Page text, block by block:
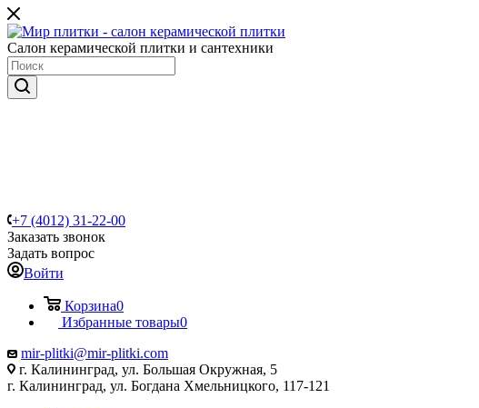
Салон керамической плитки и сантехники
+7 (4012) 31-22-00
Заказать звонок
Задать вопрос
Войти
Корзина0
Избранные товары0
mir-plitki@mir-plitki.com
г. Калининград, ул. Большая Окружная, 5
г. Калининград, ул. Богдана Хмельницкого, 117-121